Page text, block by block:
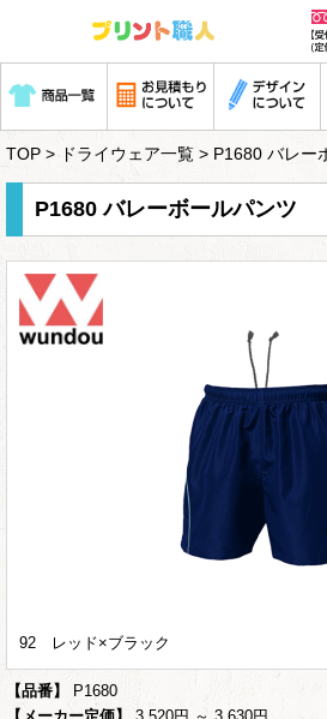
TOP > ドライウェア一覧 > P1680 バレー
P1680 バレーボールパンツ
92 レッド×ブラック
【品番】
P1680